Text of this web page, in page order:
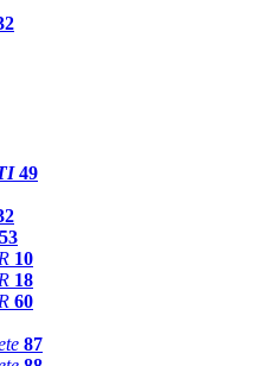
49
53
10
18
60
87